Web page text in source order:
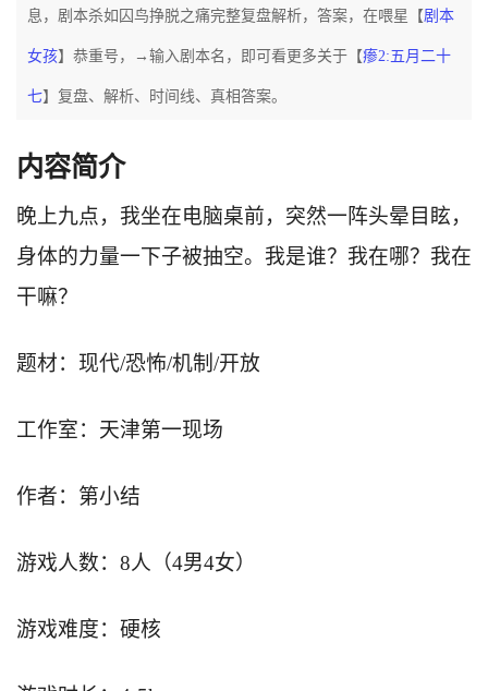
息，剧本杀如囚鸟挣脱之痛完整复盘解析，答案，在喂星【剧本
女孩】恭重号，→输入剧本名，即可看更多关于【瘆2:五月二十
七】复盘、解析、时间线、真相答案。
内容简介
晚上九点，我坐在电脑桌前，突然一阵头晕目眩，
身体的力量一下子被抽空。我是谁？我在哪？我在
干嘛？
题材：现代/恐怖/机制/开放
工作室：天津第一现场
作者：第小结
游戏人数：8人（4男4女）
游戏难度：硬核